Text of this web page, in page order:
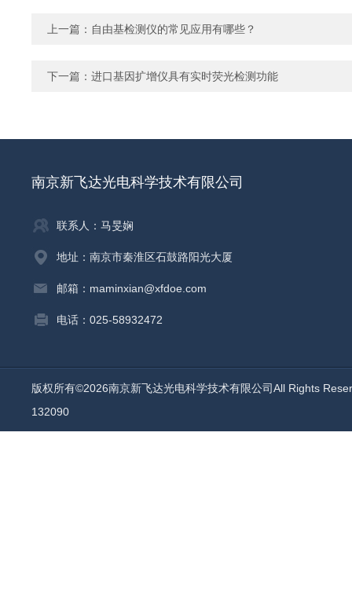
上一篇： 自由基检测仪的常见应用有哪些？
下一篇： 进口基因扩增仪具有实时荧光检测功能
南京新飞达光电科学技术有限公司
联系人：马旻娴
地址：南京市秦淮区石鼓路阳光大厦
邮箱：maminxian@xfdoe.com
电话：025-58932472
版权所有©2026南京新飞达光电科学技术有限公司All Rights
132090